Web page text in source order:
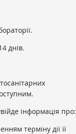
днів.
інформація про:
терміну дії її